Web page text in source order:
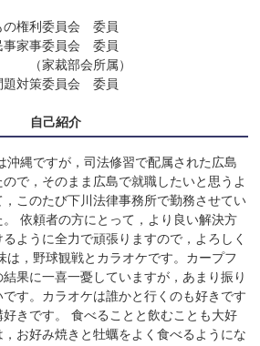
子どもの権利委員会　委員
家事委員会　委員
所属）
問題対策委員会　委員
自己紹介
沖縄ですが，司法修習で配属された広島
で，そのまま広島で就職したいと思うよ
このたび下川法律事務所で勤務させてい
依頼者の方にとって，より良い解決方
ように全力で頑張りますので，よろしく
は，野球観戦とカラオケです。カープフ
果に一喜一憂していますが，あまり振り
す。カラオケは誰かと行くのも好きです
好きです。 食べることと飲むことも大好
お好み焼きと牡蠣をよく食べるようにな